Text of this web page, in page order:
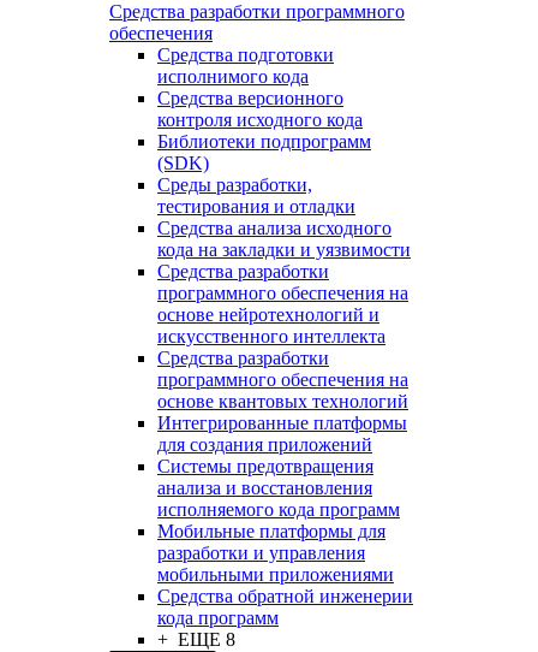
Средства разработки программного
обеспечения
Средства подготовки
исполнимого кода
Средства версионного
контроля исходного кода
Библиотеки подпрограмм
(SDK)
Среды разработки,
тестирования и отладки
Средства анализа исходного
кода на закладки и уязвимости
Средства разработки
программного обеспечения на
основе нейротехнологий и
искусственного интеллекта
Средства разработки
программного обеспечения на
основе квантовых технологий
Интегрированные платформы
для создания приложений
Системы предотвращения
анализа и восстановления
исполняемого кода программ
Мобильные платформы для
разработки и управления
мобильными приложениями
Средства обратной инженерии
кода программ
+ ЕЩЕ 8